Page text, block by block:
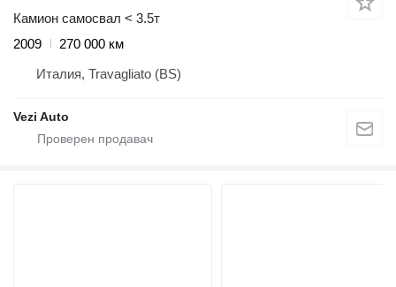
Камион самосвал < 3.5т
2009
270 000 км
Италия, Travagliato (BS)
Vezi Auto